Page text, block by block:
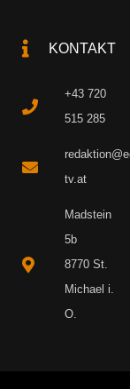
KONTAKT
+43 720
515 285
tv.at
Madstein
5b
8770 St.
Michael i.
O.